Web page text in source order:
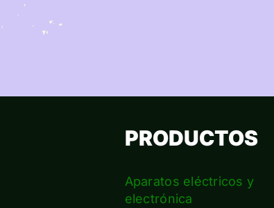
PRODUCTOS
Aparatos eléctricos y
electrónica